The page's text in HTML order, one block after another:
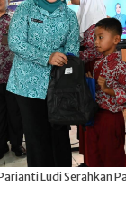
Ludi Serahkan